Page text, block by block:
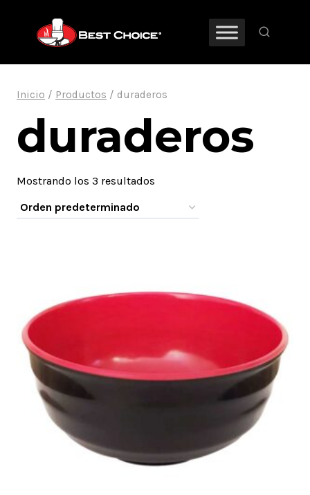
contenido
Inicio / Productos / duraderos
duraderos
Mostrando los 3 resultados